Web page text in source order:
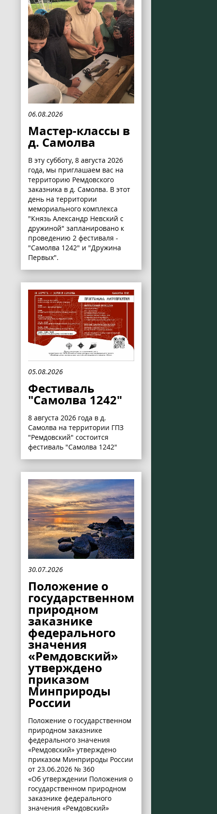
06.08.2026
Мастер-классы в
д. Самолва
В эту субботу, 8 августа 2026
года, мы приглашаем вас на
территорию Ремдовского
заказника в д. Самолва. В этот
день на территории
мемориального комплекса
"Князь Александр Невский с
дружиной" запланировано к
проведению 2 фестиваля -
"Самолва 1242" и "Дружина
Первых".
05.08.2026
Фестиваль
"Самолва 1242"
8 августа 2026 года в д.
Самолва на территории ГПЗ
"Ремдовский" состоится
фестиваль "Самолва 1242"
30.07.2026
Положение о
государственном
природном
заказнике
федерального
значения
«Ремдовский»
утверждено
приказом
Минприроды
России
Положение о государственном
природном заказнике
федерального значения
«Ремдовский» утверждено
приказом Минприроды России
от 23.06.2026 № 360
«Об утверждении Положения о
государственном природном
заказнике федерального
значения «Ремдовский»